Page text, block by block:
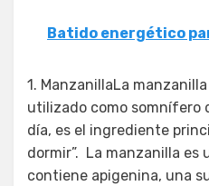
Batido energético
1. ManzanillaLa
utilizado como somnífero
día, es el ingrediente
dormir”. La manzanilla es
contiene apigenina, una